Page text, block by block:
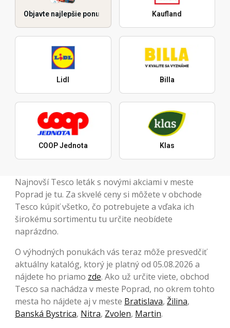
Objavte najlepšie ponuky Kaufland
Lidl Billa
COOP Jednota Klas
Najnovší Tesco leták s novými akciami v meste
Poprad je tu. Za skvelé ceny si môžete v obchode
Tesco kúpiť všetko, čo potrebujete a vďaka ich
širokému sortimentu tu určite neobídete
naprázdno.
O výhodných ponukách vás teraz môže presvedčiť
aktuálny katalóg, ktorý je platný od 05.08.2026 a
nájdete ho priamo zde. Ako už určite viete, obchod
Tesco sa nachádza v meste Poprad, no okrem tohto
mesta ho nájdete aj v meste Bratislava, Žilina,
Banská Bystrica, Nitra, Zvolen, Martin.